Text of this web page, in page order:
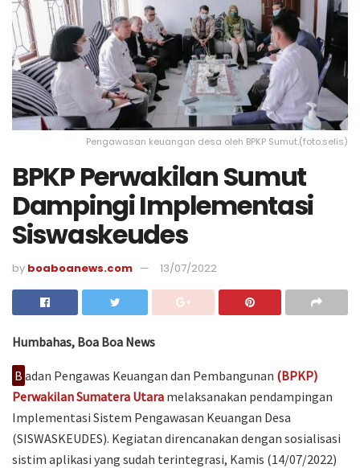
Pengawasan keuangan desa oleh BPKP Sumut.(foto:selis)
BPKP Perwakilan Sumut
Dampingi Implementasi
Siswaskeudes
by boaboanews.com 13/07/2022
Humbahas, Boa Boa News
B adan Pengawas Keuangan dan Pembangunan (BPKP)
Perwakilan Sumatera Utara melaksanakan pendampingan
Implementasi Sistem Pengawasan Keuangan Desa
(SISWASKEUDES). Kegiatan direncanakan dengan sosialisasi
sistim aplikasi yang sudah terintegrasi, Kamis (14/07/2022)